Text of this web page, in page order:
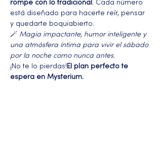
rompe con lo tradicional . Cada número
está diseñado para hacerte reír, pensar
y quedarte boquiabierto.
🪄 Magia impactante, humor inteligente y
una atmósfera íntima para vivir el sábado
por la noche como nunca antes.
¡No te lo pierdas!El plan perfecto te
espera en Mysterium.